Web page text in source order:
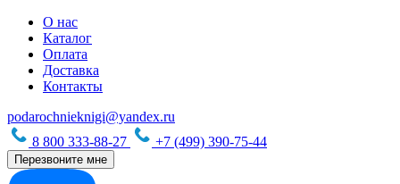
О нас
Каталог
Оплата
Доставка
Контакты
podarochnieknigi@yandex.ru
8 800 333-88-27
+7 (499) 390-75-44
Перезвоните мне